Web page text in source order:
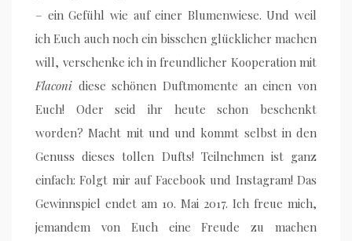
– ein Gefühl wie auf einer Blumenwiese. Und weil
ich Euch auch noch ein bisschen glücklicher machen
will, verschenke ich in freundlicher Kooperation mit
Flaconi diese schönen Duftmomente an einen von
Euch! Oder seid ihr heute schon beschenkt
worden? Macht mit und und kommt selbst in den
Genuss dieses tollen Dufts! Teilnehmen ist ganz
einfach: Folgt mir auf Facebook und Instagram! Das
Gewinnspiel endet am 10. Mai 2017. Ich freue mich,
jemandem von Euch eine Freude zu machen